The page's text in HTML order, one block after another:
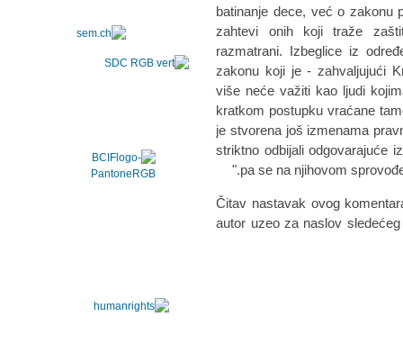
batinanje dece, već o zakonu
zahtevi onih koji traže
razmatrani. Izbeglice iz
zakonu koji je - zahvaljujući
više neće važiti kao ljudi
kratkom postupku vraćane
je stvorena još izmenama
striktno odbijali odgovarajuće
pa se na njihovom
Čitav nastavak ovog
autor uzeo za naslov